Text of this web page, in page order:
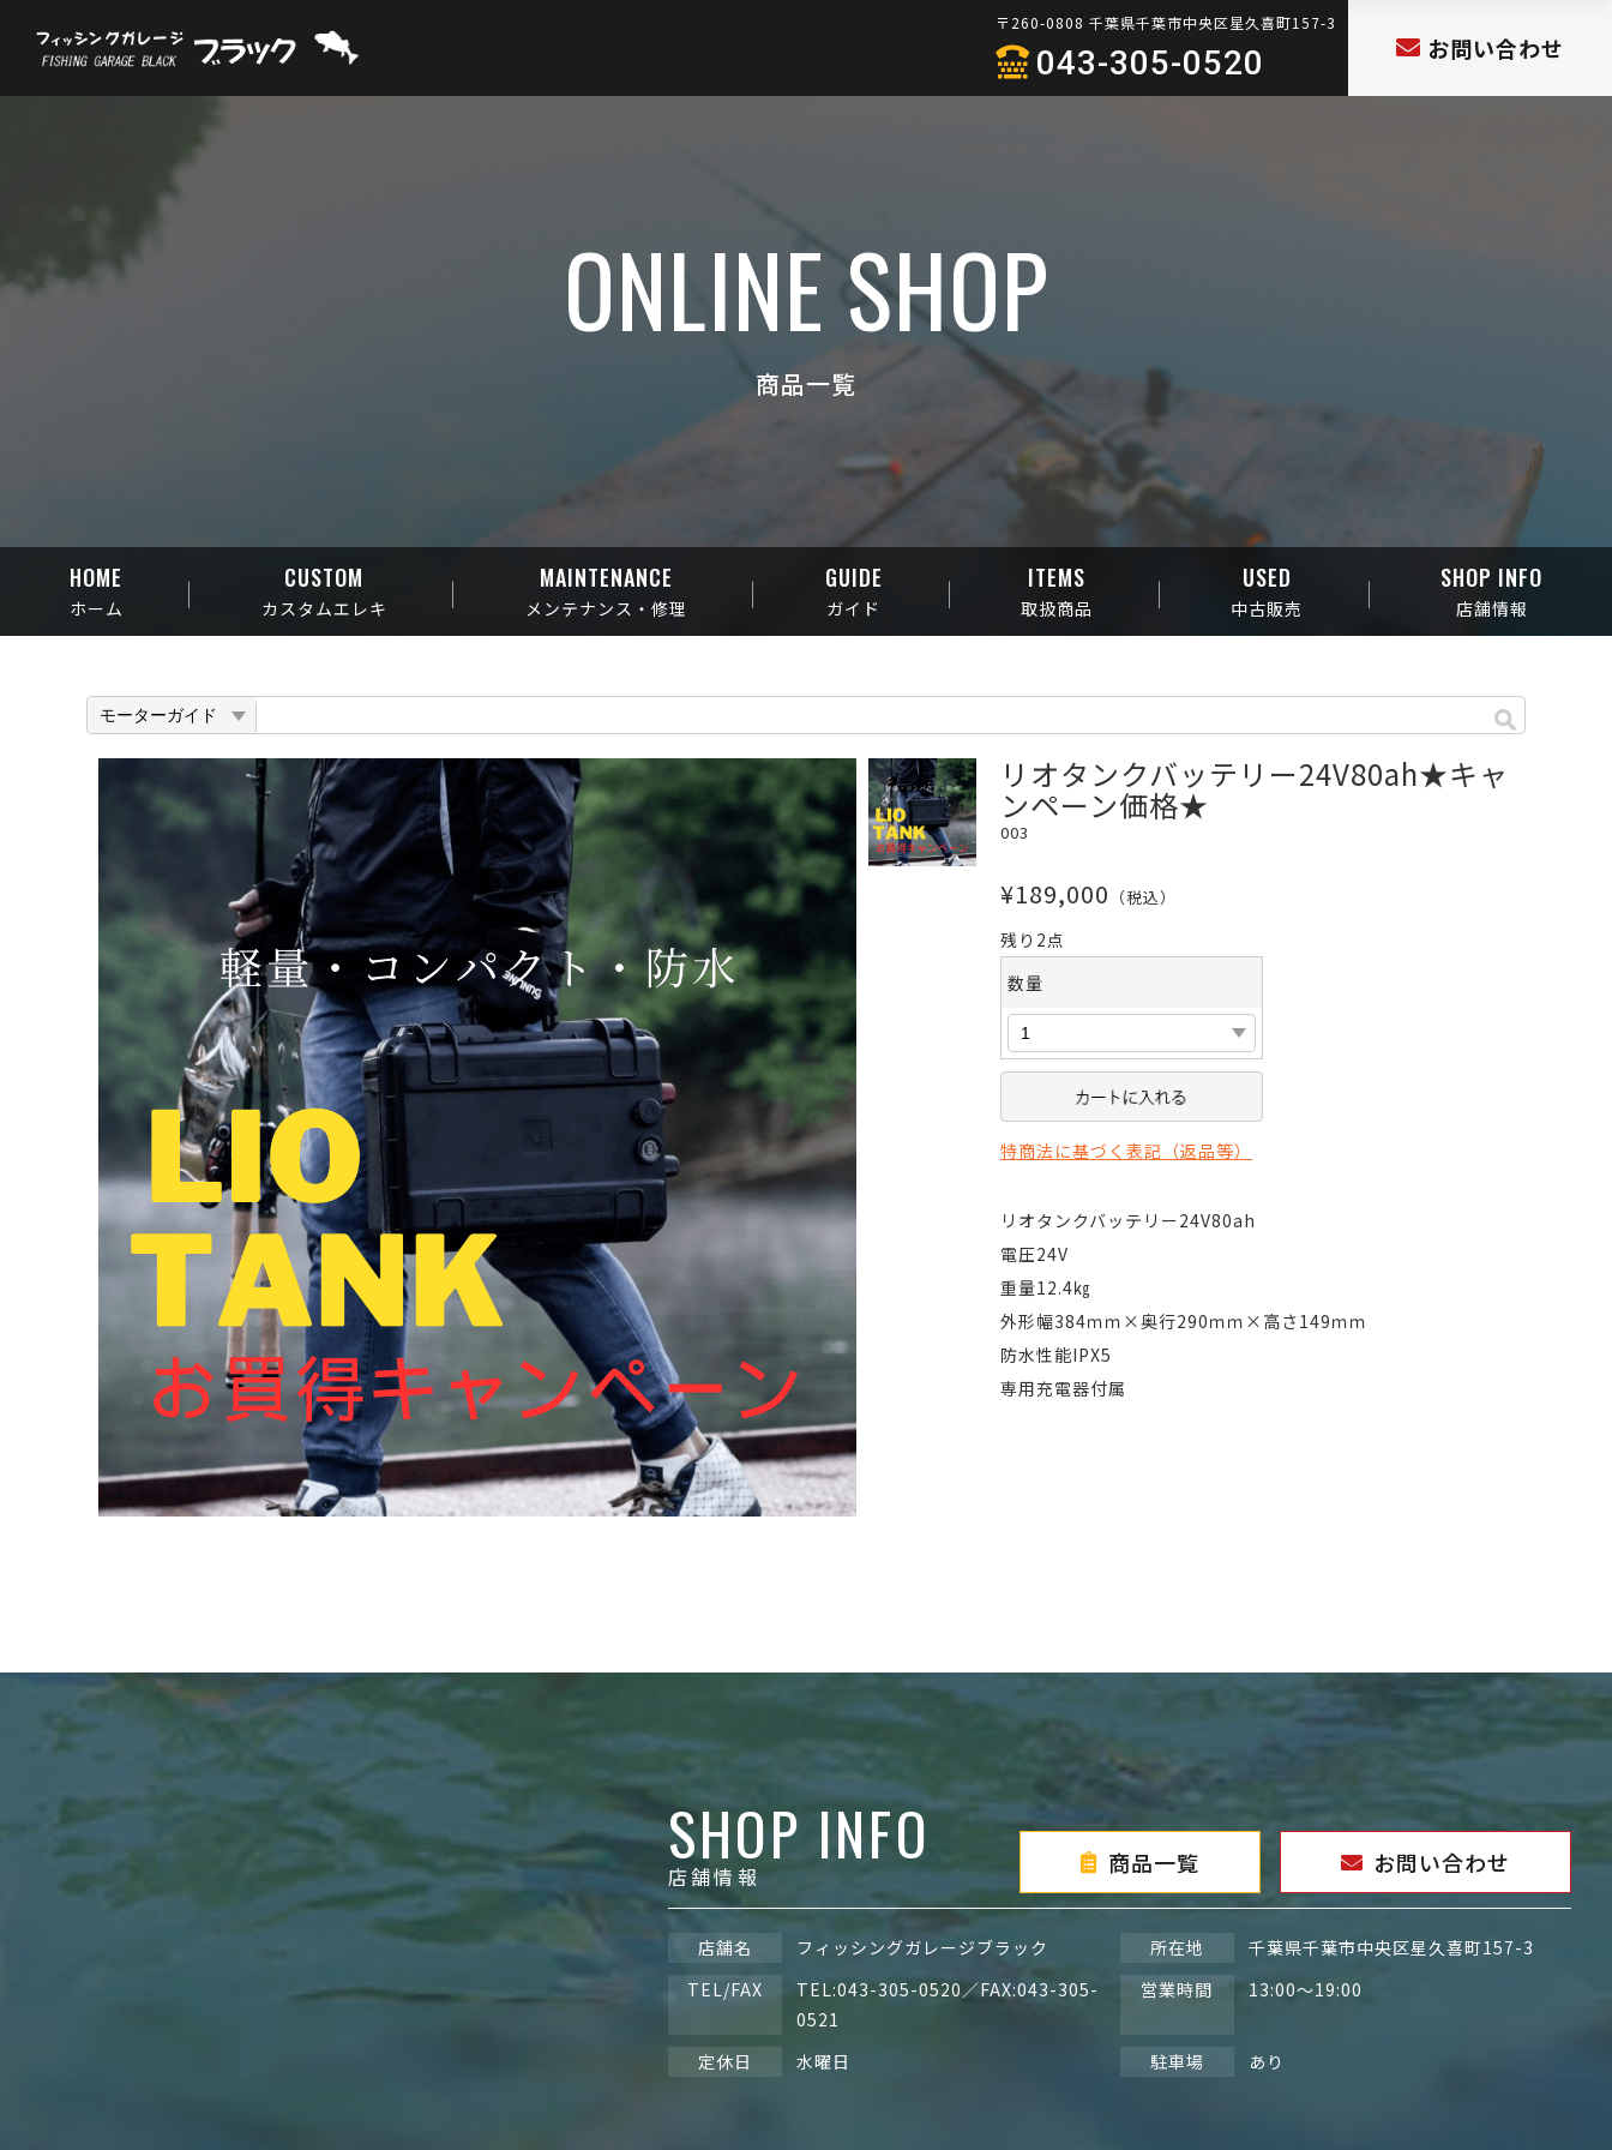
〒260-0808 千葉県千葉市中央区星久喜町157-3
043-305-0520 お問い合わせ
HOME
ホーム
CUSTOM
カスタムエレキ
MAINTENANCE
メンテナンス・修理
GUIDE
ガイド
ITEMS
取扱商品
USED
中古販売
SHOP INFO
店舗情報
商品一覧
ONLINE SHOP
リオタンクバッテリー24V80ah★キャ
ンペーン価格★
003
¥189,000 （税込）
残り2点
数量
特商法に基づく表記（返品等）
リオタンクバッテリー24V80ah
電圧24V
重量12.4㎏
外形幅384ｍｍ×奥行290ｍｍ×高さ149ｍｍ
防水性能IPX5
専用充電器付属
SHOP INFO
店舗情報 商品一覧 お問い合わせ
店舗名 フィッシングガレージブラック 所在地
千葉県千葉市中央区星久喜町157-3
TEL/FAX
TEL:043-305-0520／FAX:043-305-
0521
営業時間 13:00～19:00
定休日 水曜日 駐車場 あり